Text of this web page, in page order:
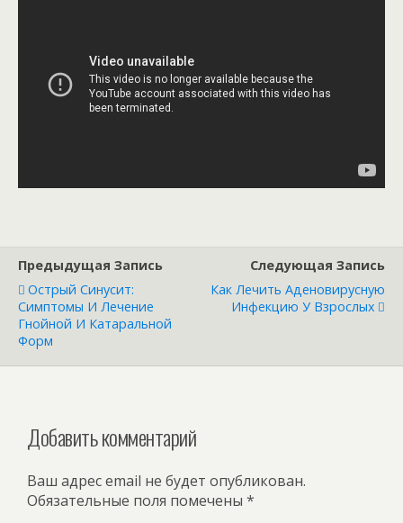
Предыдущая Запись
Острый Синусит:
Симптомы И Лечение
Гнойной И Катаральной
Форм
Следующая Запись
Как Лечить Аденовирусную
Инфекцию У Взрослых
Добавить комментарий
Ваш адрес email не будет опубликован.
Обязательные поля помечены *